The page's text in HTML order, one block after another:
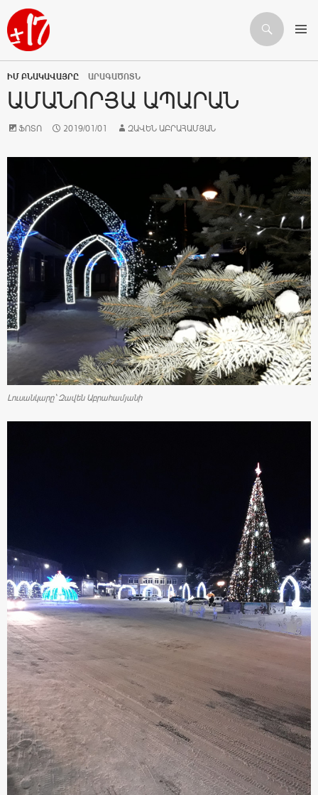
Որոնում
ԱՆՑՆԵԼ ԲՈՎԱՆԴԱԿՈՒԹՅԱՆԸ
ԻՄ ԲՆԱԿԱՎԱՅՐԸ ԱՐԱԳԱԾՈՏՆ
ԱՄԱՆՈՐՅԱ ԱՊԱՐԱՆ
ՖՈՏՈ 2019/01/01 ԶԱՎԵՆ ԱԲՐԱՀԱՄՅԱՆ
Լուսանկարը` Զավեն Աբրահամյանի